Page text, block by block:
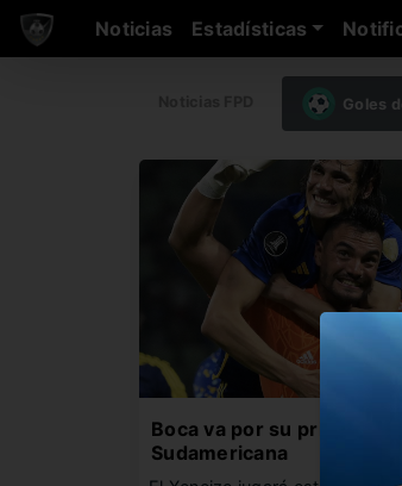
Noticias Estadísticas
Goles
Boca va por su primera
Sudamericana